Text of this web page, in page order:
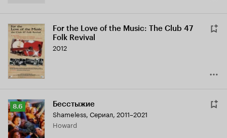
For the Love of the Music: The Club 47
Folk Revival
2012
Рейтинг
Кинопоиска
8.6
8.6 Бесстыжие
Shameless, Сериал, 2011–2021
Howard